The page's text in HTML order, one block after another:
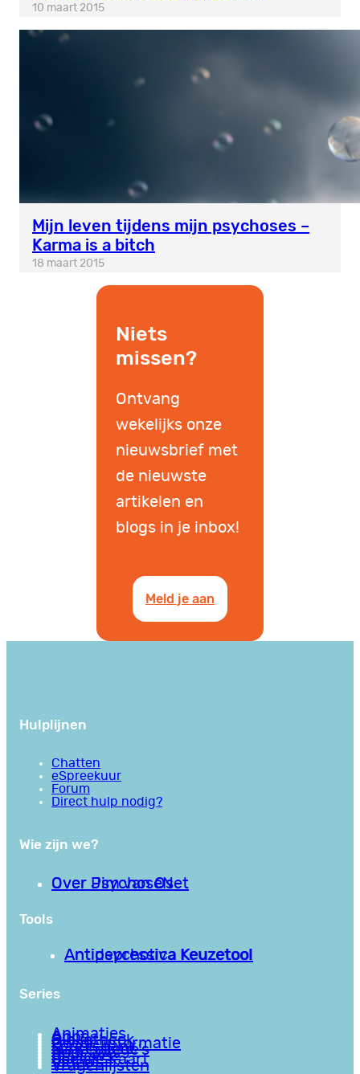
10 maart 2015
Mijn leven tijdens mijn psychoses –
Karma is a bitch
18 maart 2015
Niets
missen?
Ontvang
wekelijks onze
nieuwsbrief met
de nieuwste
artikelen en
blogs in je inbox!
Meld je aan
Hulplijnen
Chatten
eSpreekuur
Forum
Direct hulp nodig?
Wie zijn we?
Over PsychoseNet
Over Jim van Os
Tools
Antipsychotica Keuzetool
Antidepressiva Keuzetool
Series
Animaties
Apps
Bibliotheek
Goede informatie
Kennisbank
Mini college’s
Podcasts
Reviews
Sociale Kaart
Video’s
Vragenlijsten